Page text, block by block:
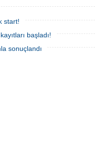
start!
başladı!
sonuçlandı